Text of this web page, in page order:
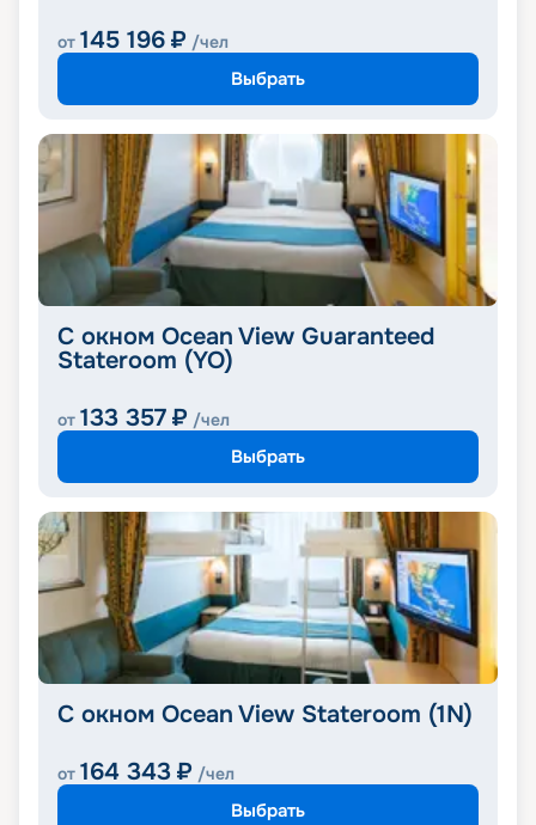
от 145 196 ₽ /чел
Выбрать
С окном Ocean View Guaranteed
Stateroom (YO)
от 133 357 ₽ /чел
Выбрать
С окном Ocean View Stateroom (1N)
от 164 343 ₽ /чел
Выбрать